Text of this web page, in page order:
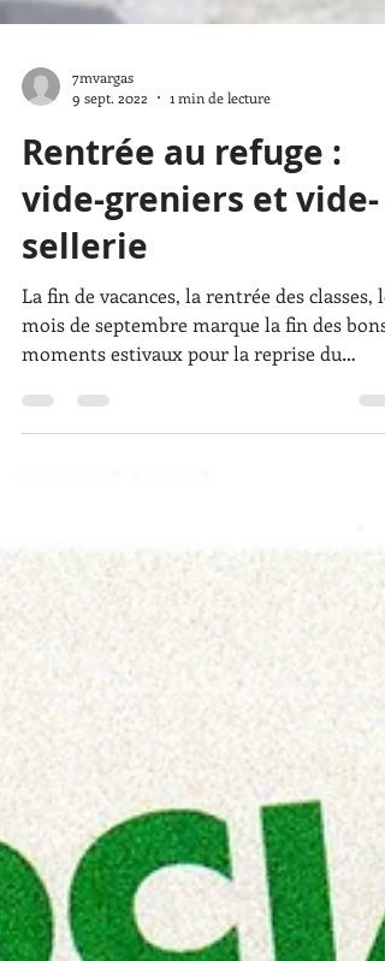
7mvargas
9 sept. 2022
1 min de lecture
Rentrée au refuge :
vide-greniers et vide-
sellerie
La fin de vacances, la rentrée des classes, le
moments estivaux pour la reprise du
labeur... Oui...